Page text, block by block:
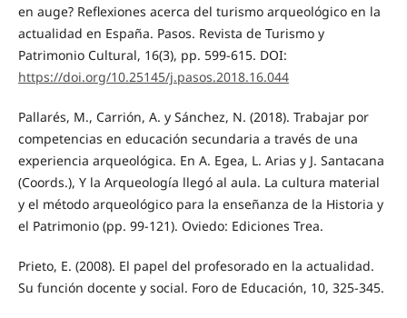
en auge? Reflexiones acerca del turismo arqueológico en la
actualidad en España. Pasos. Revista de Turismo y
Patrimonio Cultural, 16(3), pp. 599-615. DOI:
https://doi.org/10.25145/j.pasos.2018.16.044
Pallarés, M., Carrión, A. y Sánchez, N. (2018). Trabajar por
competencias en educación secundaria a través de una
experiencia arqueológica. En A. Egea, L. Arias y J. Santacana
(Coords.), Y la Arqueología llegó al aula. La cultura material
y el método arqueológico para la enseñanza de la Historia y
el Patrimonio (pp. 99-121). Oviedo: Ediciones Trea.
Prieto, E. (2008). El papel del profesorado en la actualidad.
Su función docente y social. Foro de Educación, 10, 325-345.